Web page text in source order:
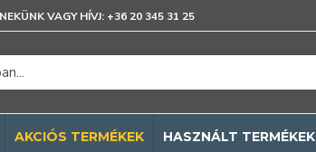
NEKÜNK VAGY HÍVJ: +36 20 345 31 25
AKCIÓS TERMÉKEK HASZNÁLT TERMÉKEK